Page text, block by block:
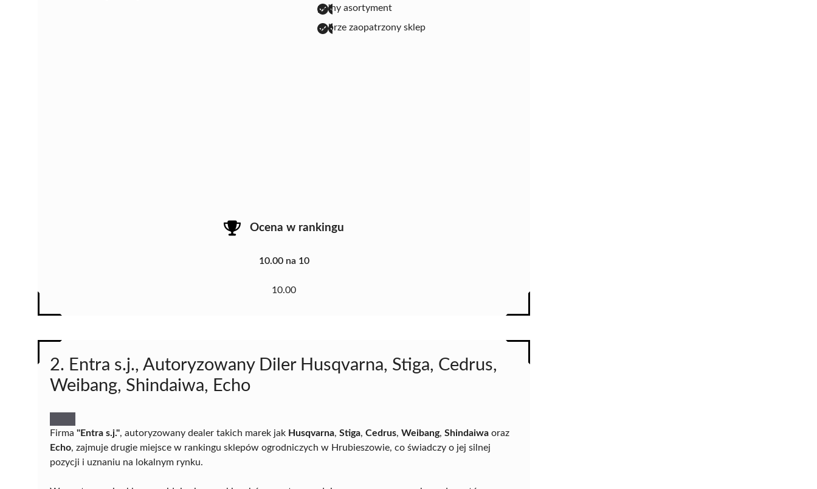
pełny asortyment
dobrze zaopatrzony sklep
Ocena w rankingu
10.00 na 10
10.00
2. Entra s.j., Autoryzowany Diler Husqvarna, Stiga, Cedrus,
Weibang, Shindaiwa, Echo
Firma "Entra s.j.", autoryzowany dealer takich marek jak Husqvarna, Stiga, Cedrus, Weibang, Shindaiwa oraz
Echo, zajmuje drugie miejsce w rankingu sklepów ogrodniczych w Hrubieszowie, co świadczy o jej silnej
pozycji i uznaniu na lokalnym rynku.